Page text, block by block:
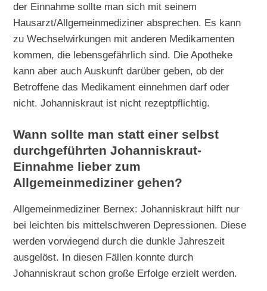
der Einnahme sollte man sich mit seinem
Hausarzt/Allgemeinmediziner absprechen. Es kann
zu Wechselwirkungen mit anderen Medikamenten
kommen, die lebensgefährlich sind. Die Apotheke
kann aber auch Auskunft darüber geben, ob der
Betroffene das Medikament einnehmen darf oder
nicht. Johanniskraut ist nicht rezeptpflichtig.
Wann sollte man statt einer selbst
durchgeführten Johanniskraut-
Einnahme lieber zum
Allgemeinmediziner gehen?
Allgemeinmediziner Bernex: Johanniskraut hilft nur
bei leichten bis mittelschweren Depressionen. Diese
werden vorwiegend durch die dunkle Jahreszeit
ausgelöst. In diesen Fällen konnte durch
Johanniskraut schon große Erfolge erzielt werden.